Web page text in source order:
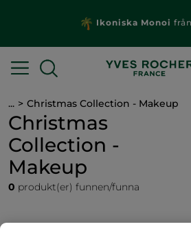
Ikoniska Monoi
... Christmas Collection - Makeup
Christmas
Collection -
Makeup
0 produkt(er) funnen/funna